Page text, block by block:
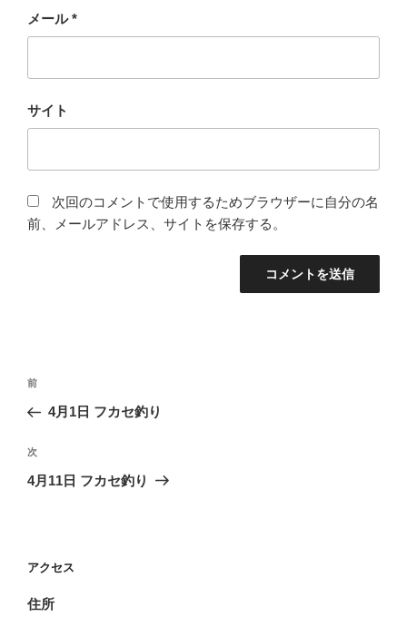
メール*
サイト
次回のコメントで使用するためブラウザーに自分の名
前、メールアドレス、サイトを保存する。
投
ナ
ビ
ゲ
ン
前
の
稿
前
4月1日 フカセ釣り
次
の
次
4月11日 フカセ釣り
アクセス
住所